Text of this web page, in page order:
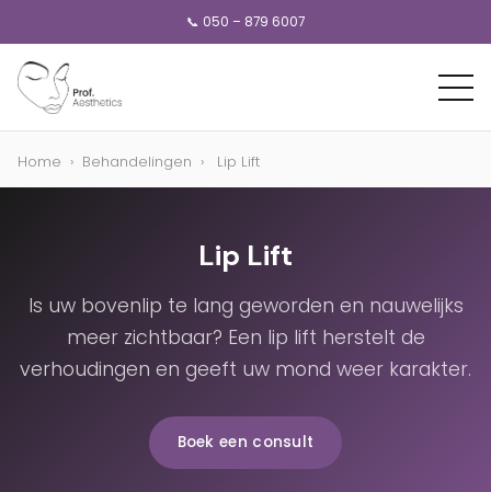
📞 050 – 879 6007
Home › Behandelingen › Lip Lift
Lip Lift
Is uw bovenlip te lang geworden en nauwelijks
meer zichtbaar? Een lip lift herstelt de
verhoudingen en geeft uw mond weer karakter.
Boek een consult